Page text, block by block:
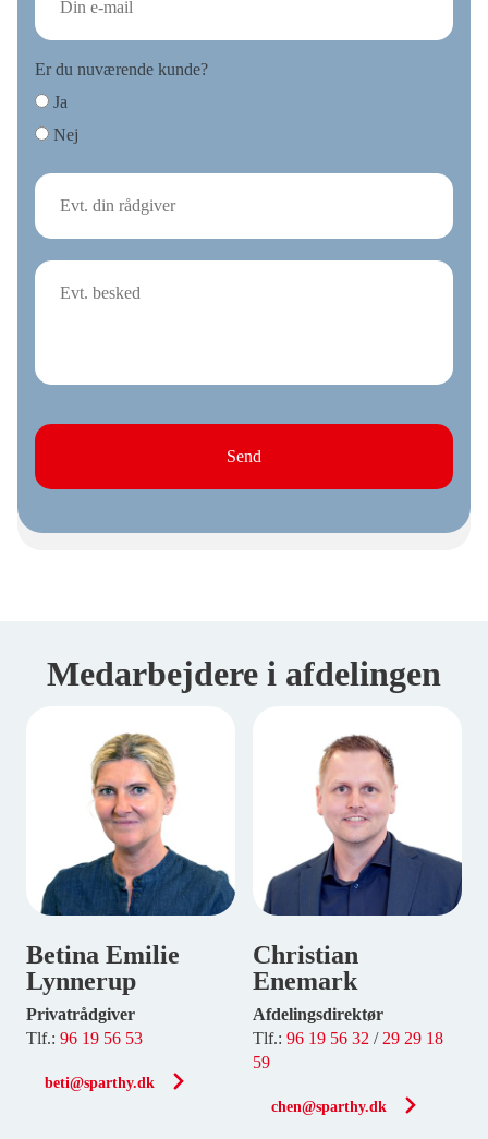
Er du nuværende kunde?
Ja
Nej
Medarbejdere i afdelingen
Betina Emilie
Lynnerup
Privatrådgiver
Tlf.: 96 19 56 53
beti@sparthy.dk
Christian
Enemark
Afdelingsdirektør
Tlf.: 96 19 56 32 / 29 29 18
59
chen@sparthy.dk